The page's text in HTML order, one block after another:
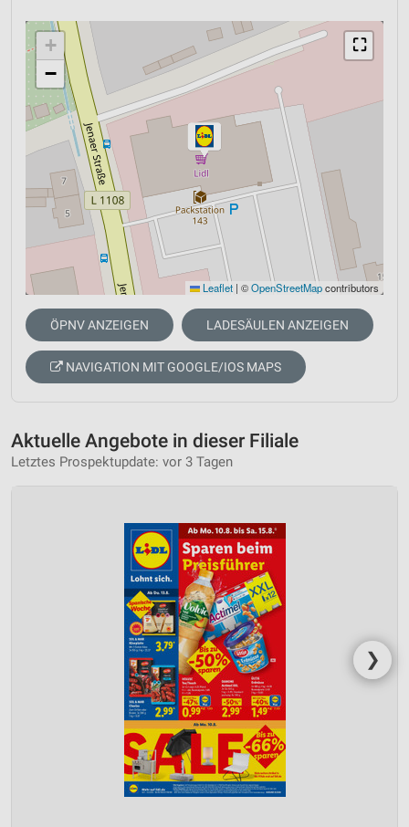
⛶
+
−
Leaflet | ©OpenStreetMapcontributors
ÖPNV ANZEIGEN LADESÄULEN ANZEIGEN
NAVIGATION MIT GOOGLE/IOS MAPS
Aktuelle Angebote in dieser Filiale
Letztes Prospektupdate: vor 3 Tagen
❯